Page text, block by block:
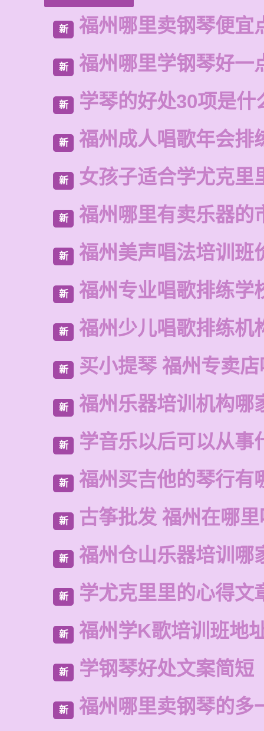
新 福州哪里卖钢琴便宜
新 福州哪里学钢琴好一
新 学琴的好处30项是什
新 福州成人唱歌年会排
新 女孩子适合学尤克里
新 福州哪里有卖乐器的
新 福州美声唱法培训班
新 福州专业唱歌排练学
新 福州少儿唱歌排练机
新 买小提琴 福州专卖
新 福州乐器培训机构哪
新 学音乐以后可以从事
新 福州买吉他的琴行有
新 古筝批发 福州在哪
新 福州仓山乐器培训哪
新 学尤克里里的心得文
新 福州学K歌培训班地
新 学钢琴好处文案简短
新 福州哪里卖钢琴的多